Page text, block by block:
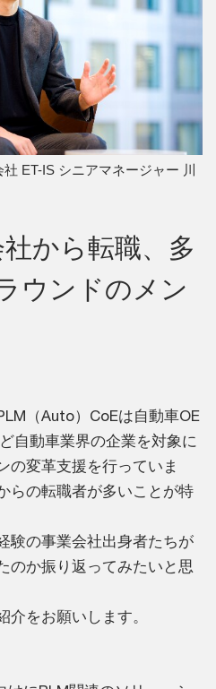
ET-IS シニアマネージャー 川
から転職、多
ウンドのメン
（Auto）CoEは自動車OE
自動車業界の企業を対象に
の変革支援を行っていま
らの転職者が多いことが特
験の事業会社出身者たちが
のか振り返ってみたいと思
介をお願いします。